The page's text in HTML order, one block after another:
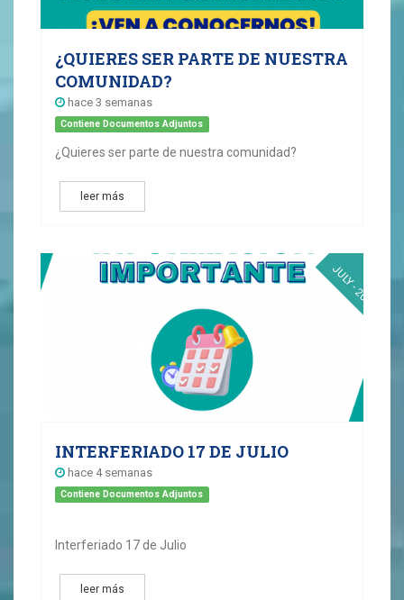
¿QUIERES SER PARTE DE NUESTRA
COMUNIDAD?
hace 3 semanas
Contiene Documentos Adjuntos
¿Quieres ser parte de nuestra comunidad?
leer más
JULY - 2026
INTERFERIADO 17 DE JULIO
hace 4 semanas
Contiene Documentos Adjuntos
Interferiado 17 de Julio
leer más